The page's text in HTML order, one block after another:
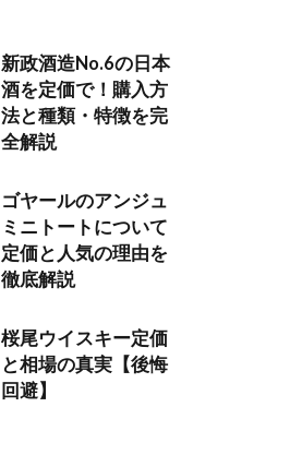
新政酒造No.6の日本
酒を定価で！購入方
法と種類・特徴を完
全解説
ゴヤールのアンジュ
ミニトートについて
定価と人気の理由を
徹底解説
桜尾ウイスキー定価
と相場の真実【後悔
回避】